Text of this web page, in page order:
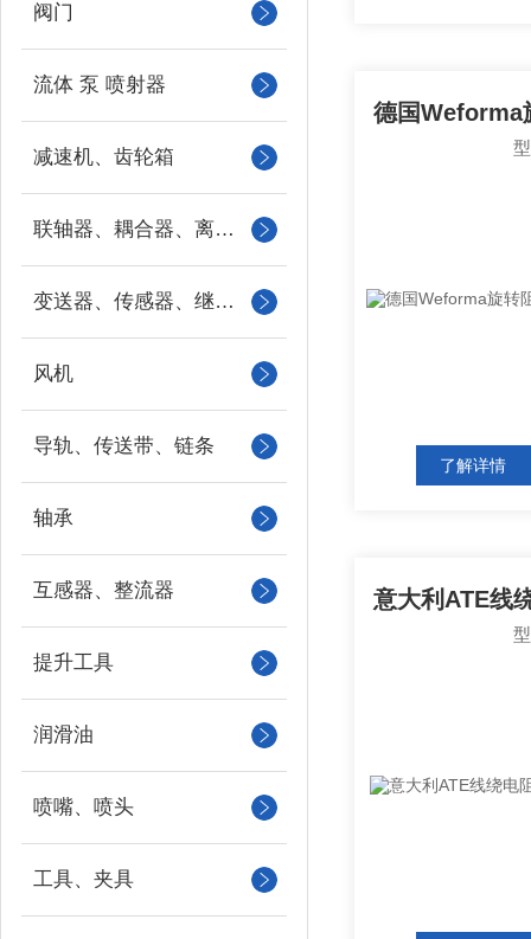
阀门
流体 泵 喷射器
减速机、齿轮箱
联轴器、耦合器、离合器
变送器、传感器、继电器
风机
导轨、传送带、链条
轴承
互感器、整流器
提升工具
润滑油
喷嘴、喷头
工具、夹具
了解详情